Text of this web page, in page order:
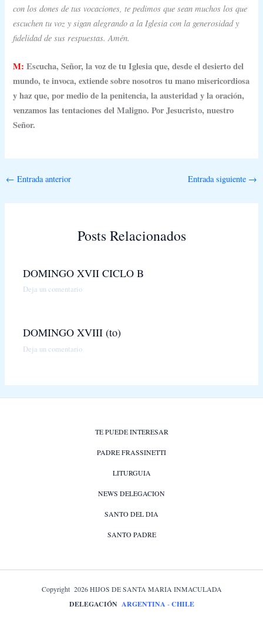
con los dones de tus vocaciones, te pedimos que sean muchos los que
escuchen tu voz y sigan alegrando a la Iglesia con la generosidad y
fidelidad de sus respuestas. Amén.
M: Escucha, Señor, la voz de tu Iglesia que, desde el desierto del
mundo, te invoca, extiende sobre nosotros tu mano misericordiosa
y haz que, por medio de la penitencia, la austeridad y la oración,
venzamos las tentaciones del Maligno. Por Jesucristo, nuestro
Señor.
← Entrada anterior Entrada siguiente →
Posts Relacionados
DOMINGO XVII CICLO B
Deja un comentario
DOMINGO XVIII (to)
Deja un comentario
TE PUEDE INTERESAR
PADRE FRASSINETTI
LITURGUIA
NEWS DELEGACION
SANTO DEL DIA
SANTO PADRE
Copyright 2026 HIJOS DE SANTA MARIA INMACULADA
DELEGACIÓN ARGENTINA -CHILE